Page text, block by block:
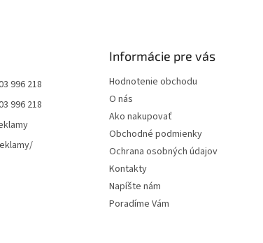
996 218
996 218
Informácie pre vás
Hodnotenie obchodu
O nás
Ako nakupovať
Obchodné podmienky
Ochrana osobných údajov
Kontakty
Napíšte nám
Poradíme Vám